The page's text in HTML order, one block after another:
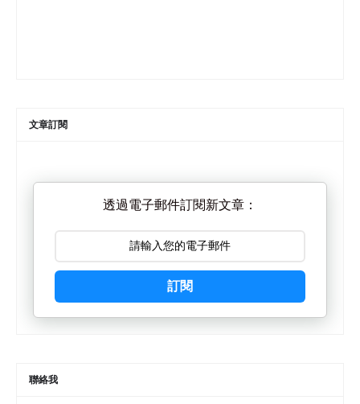
文章訂閱
透過電子郵件訂閱新文章：
訂閱
聯絡我